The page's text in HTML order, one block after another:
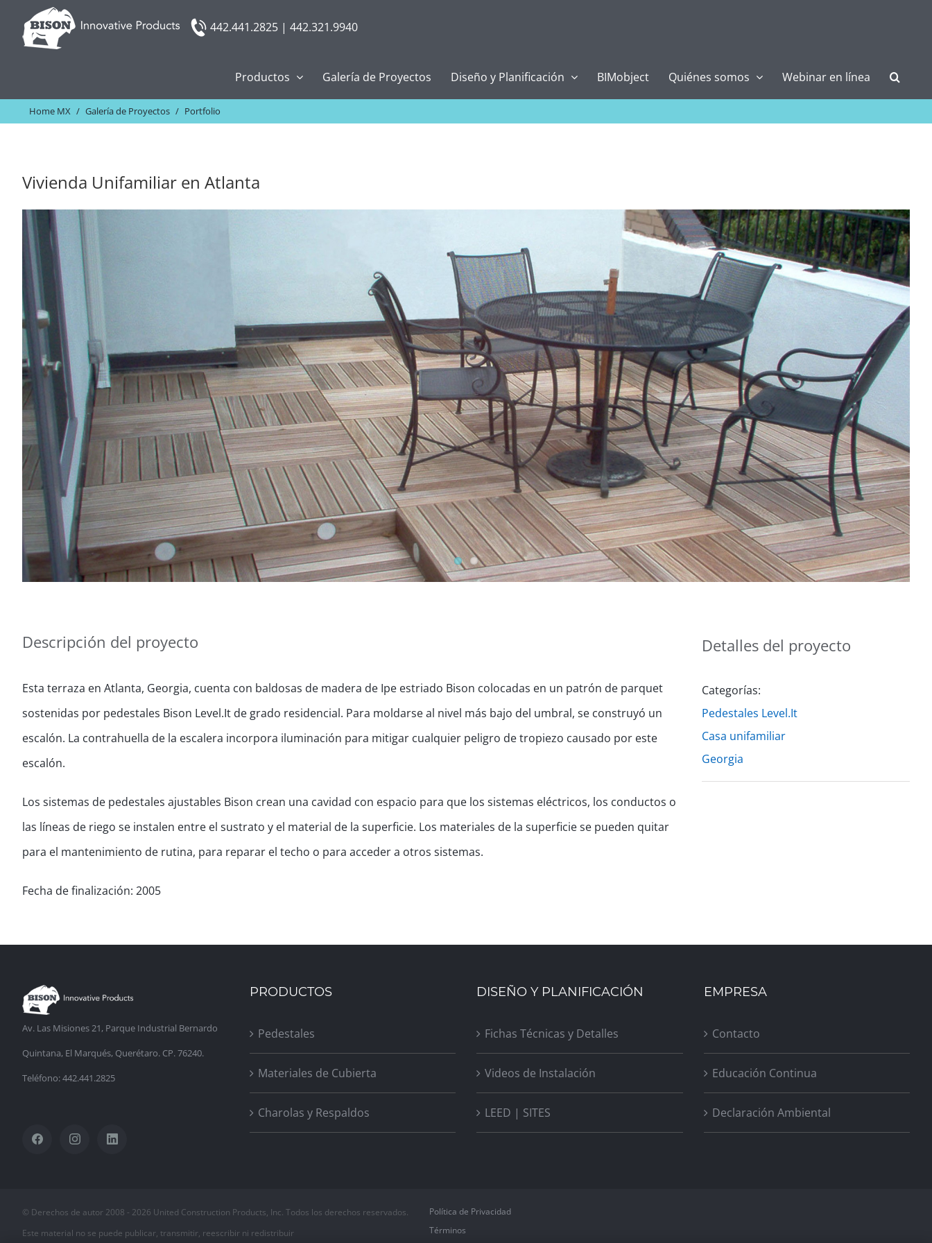
442.441.2825 | 442.321.9940
Productos Galería de Proyectos Diseño y Planificación BIMobject Quiénes somos Webinar en línea
Home MX / Galería de Proyectos / Portfolio
Vivienda Unifamiliar en Atlanta
Descripción del proyecto
Esta terraza en Atlanta, Georgia, cuenta con baldosas de madera de Ipe estriado Bison colocadas en un patrón de parquet
sostenidas por pedestales Bison Level.It de grado residencial. Para moldarse al nivel más bajo del umbral, se construyó un
escalón. La contrahuella de la escalera incorpora iluminación para mitigar cualquier peligro de tropiezo causado por este
escalón.
Los sistemas de pedestales ajustables Bison crean una cavidad con espacio para que los sistemas eléctricos, los conductos o
las líneas de riego se instalen entre el sustrato y el material de la superficie. Los materiales de la superficie se pueden quitar
para el mantenimiento de rutina, para reparar el techo o para acceder a otros sistemas.
Fecha de finalización: 2005
Detalles del proyecto
Categorías:
Pedestales Level.It
Casa unifamiliar
Georgia
Av. Las Misiones 21, Parque Industrial Bernardo
Quintana, El Marqués, Querétaro. CP. 76240.
Teléfono: 442.441.2825
PRODUCTOS
Pedestales
Materiales de Cubierta
Charolas y Respaldos
DISEÑO Y PLANIFICACIÓN
Fichas Técnicas y Detalles
Videos de Instalación
LEED | SITES
EMPRESA
Contacto
Educación Continua
Declaración Ambiental
© Derechos de autor 2008 - 2026 United Construction Products, Inc. Todos los derechos reservados.
Este material no se puede publicar, transmitir, reescribir ni redistribuir
Política de Privacidad
Términos